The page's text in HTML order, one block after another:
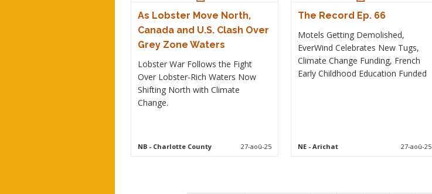
As Lobster Move North,
Canada and U.S. Clash Over
Grey Zone Waters
Lobster War Follows the Fight
Over Lobster-Rich Waters Now
Shifting North with Climate
Change.
NB- Charlotte County 27-aoû-25
The Record Ep. 66
Motels Getting Demolished,
EverWind Celebrates New Tugs,
Climate Change Funding, French
Early Childhood Education Funded
NE - Arichat 27-aoû-25